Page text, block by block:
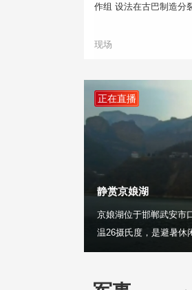
作组 设法在古巴制造分
现场
正在直播
静赏京娘湖
京娘湖位于邯郸武安市
温26摄氏度，是避暑休